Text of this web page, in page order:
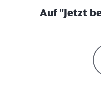
Auf "Jetzt